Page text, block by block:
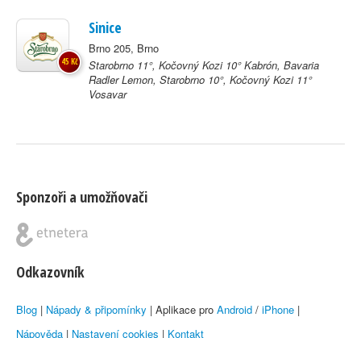
Sinice
Brno 205, Brno
Starobrno 11°, Kočovný Kozi 10° Kabrón, Bavaria
Radler Lemon, Starobrno 10°, Kočovný Kozi 11°
Vosavar
45 Kč
Sponzoři a umožňovači
Odkazovník
Blog | Nápady & připomínky | Aplikace pro Android / iPhone |
Nápověda | Nastavení cookies | Kontakt